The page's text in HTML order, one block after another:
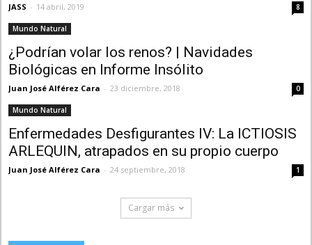
JASS - 14 abril, 2019 8
Mundo Natural
¿Podrían volar los renos? | Navidades
Biológicas en Informe Insólito
Juan José Alférez Cara - 23 diciembre, 2018 0
Mundo Natural
Enfermedades Desfigurantes IV: La ICTIOSIS
ARLEQUIN, atrapados en su propio cuerpo
Juan José Alférez Cara - 24 septiembre, 2018 1
Cargar más